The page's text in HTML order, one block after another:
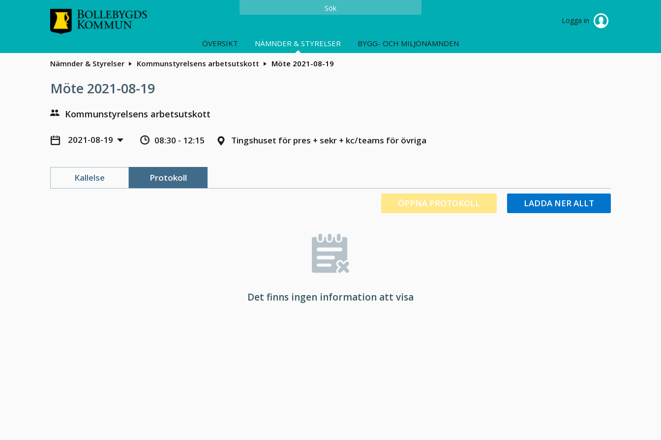
Sök
Logga in
ÖVERSIKT NÄMNDER & STYRELSER BYGG- OCH MILJÖNÄMNDEN
Nämnder & Styrelser Kommunstyrelsens arbetsutskott Möte 2021-08-19
Möte 2021-08-19
Kommunstyrelsens arbetsutskott
2021-08-19 08:30 - 12:15 Tingshuset för pres + sekr + kc/teams för övriga
Kallelse Protokoll
ÖPPNA PROTOKOLL LADDA NER ALLT
Det finns ingen information att visa